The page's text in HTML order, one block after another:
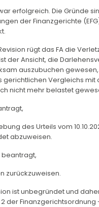
erfolgreich. Die Gründe
der Finanzgerichte
rügt das FA die
der Ansicht, die
auszubuchen
gerichtlichen Vergleichs mit
nicht mehr belastet
des Urteils vom
abzuweisen.
beantragt,
zurückzuweisen.
ist unbegründet und
2 der